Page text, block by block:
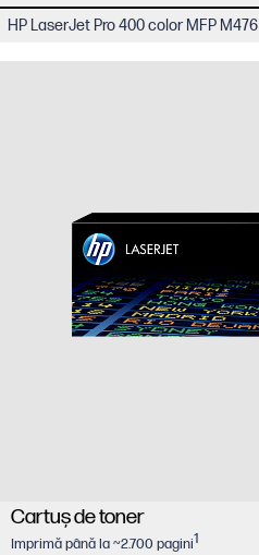
HP LaserJet Pro 400 color MFP M476
Cartuş de toner
Imprimă până la ~2.700 pagini1